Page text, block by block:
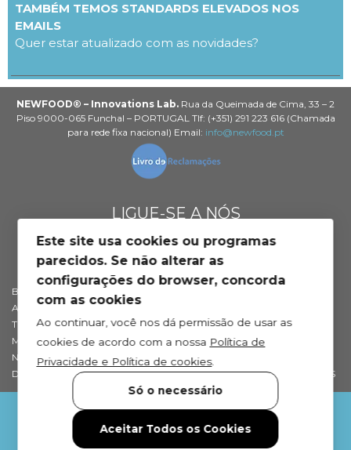
TAMBÉM TEMOS STANDARDS ELEVADOS NOS
EMAILS
Quer estar atualizado com as novidades?
NEWFOOD® – Innovations Lab. Rua da Queimada de Cima, 33 – 2
Piso 9000-065 Funchal – PORTUGAL Tlf: (+351) 291 223 616 (Chamada
para rede fixa nacional) Email: info@newfood.pt
LIGUE-SE A NÓS
BLOG DE SAÚDE
APOIO AO CLIENTE
TROCAS E DEVOLUÇÕES
MÉTODOS DE PAGAMENTO
NEWFOOD® POINTS
DEP. TÉCNICO
EMBAIXADORES NEWFOOD®
DISTRIBUIDORES
RETAILERS
INTERNATIONAL DISTRIBUTORS
Este site usa cookies ou programas
parecidos. Se não alterar as
configurações do browser, concorda
com as cookies
Ao continuar, você nos dá permissão de usar as
cookies de acordo com a nossa Política de
Privacidade e Política de cookies.
Só o necessário
Aceitar Todos os Cookies